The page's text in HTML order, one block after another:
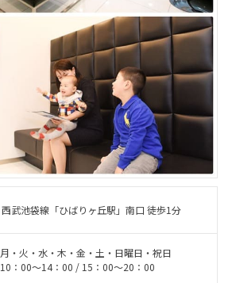
西武池袋線「ひばりヶ丘駅」南口 徒歩1分
月・火・水・木・金・土・日曜日・祝日
10：00〜14：00 / 15：00〜20：00